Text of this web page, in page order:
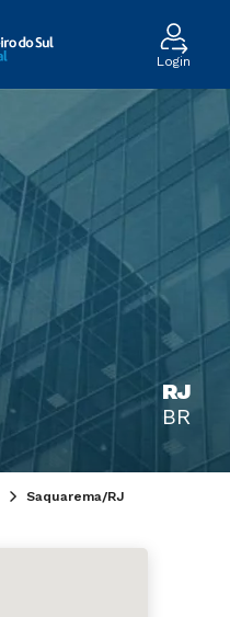
Login
RJ
BR
Saquarema/RJ